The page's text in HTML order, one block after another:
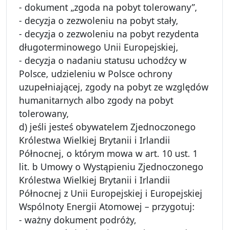
- dokument „zgoda na pobyt tolerowany”,
- decyzja o zezwoleniu na pobyt stały,
- decyzja o zezwoleniu na pobyt rezydenta
długoterminowego Unii Europejskiej,
- decyzja o nadaniu statusu uchodźcy w
Polsce, udzieleniu w Polsce ochrony
uzupełniającej, zgody na pobyt ze względów
humanitarnych albo zgody na pobyt
tolerowany,
d) jeśli jesteś obywatelem Zjednoczonego
Królestwa Wielkiej Brytanii i Irlandii
Północnej, o którym mowa w art. 10 ust. 1
lit. b Umowy o Wystąpieniu Zjednoczonego
Królestwa Wielkiej Brytanii i Irlandii
Północnej z Unii Europejskiej i Europejskiej
Wspólnoty Energii Atomowej – przygotuj:
- ważny dokument podróży,